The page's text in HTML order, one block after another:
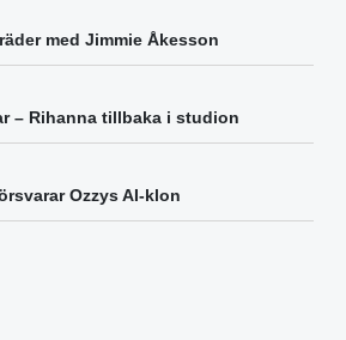
med Jimmie Åkesson
– Rihanna tillbaka i studion
Ozzys AI-klon